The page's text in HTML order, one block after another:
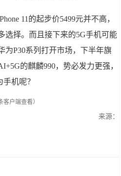
11的起步价5499元并不高，
选择。而且接下来的5G手机可能
为P30系列打开市场，下半年旗
的麒麟990，势必发力更强，
机呢？
客户端查看）
来源：